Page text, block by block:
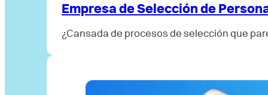
Empresa de Selección de
¿Cansada de procesos de selección que